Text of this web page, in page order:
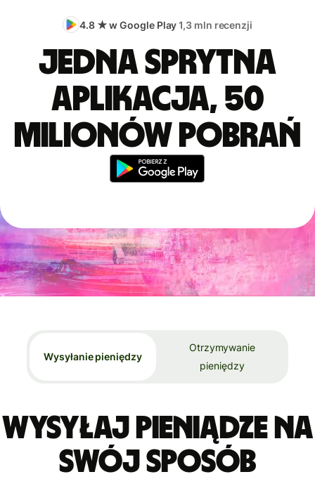
4.8 ★ w Google Play1,3 mln recenzji
Jedna sprytna
aplikacja, 50
milionów pobrań
Wysyłanie pieniędzy
Otrzymywanie
pieniędzy
Wysyłaj pieniądze na
swój sposób